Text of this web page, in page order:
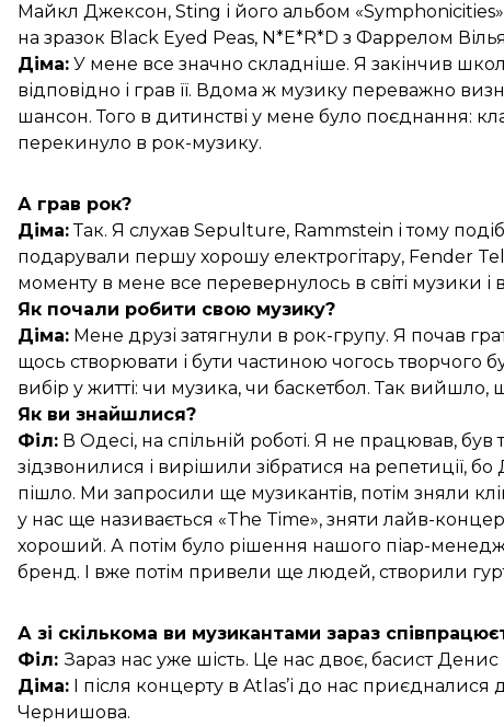
Майкл Джексон, Sting і його альбом
на зразок Black Eyed Peas, N*E*R*D з Фаррелом
Діма: У мене все значно складніше. Я закінчив
відповідно і грав її. Вдома ж музику переважно
шансон. Того в дитинстві у мене було поєднання:
перекинуло в рок-музику.
А грав рок?
Діма:Так. Я слухав Sepulture, Rammstein і тому
подарували першу хорошу електрогітару, Fender
моменту в мене все перевернулось в світі музики і в
Як почали робити свою музику?
Діма: Мене друзі затягнули в рок-групу. Я почав
щось створювати і бути частиною чогось творчого
вибір у житті: чи музика, чи баскетбол. Так
Як ви знайшлися?
Філ: В Одесі, на спільній роботі. Я не працював,
зідзвонилися і вирішили зібратися на репетиції, бо
пішло. Ми запросили ще музикантів, потім зняли
у нас ще називається «The Time», зняти лайв-
хороший. А потім було рішення нашого піар-
бренд. І вже потім привели ще людей, створили
А зі скількома ви музикантами зараз
Філ: Зараз нас уже шість. Це нас двоє, басист
Діма: І після концерту в Atlas’і до нас
Чернишова.